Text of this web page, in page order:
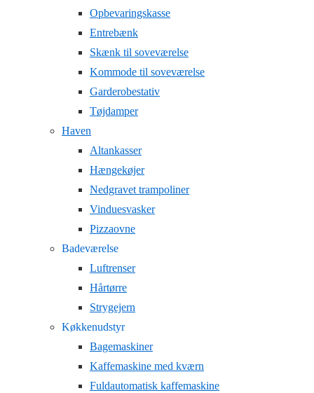
Opbevaringskasse
Entrebænk
Skænk til soveværelse
Kommode til soveværelse
Garderobestativ
Tøjdamper
Haven
Altankasser
Hængekøjer
Nedgravet trampoliner
Vinduesvasker
Pizzaovne
Badeværelse
Luftrenser
Hårtørre
Strygejern
Køkkenudstyr
Bagemaskiner
Kaffemaskine med kværn
Fuldautomatisk kaffemaskine